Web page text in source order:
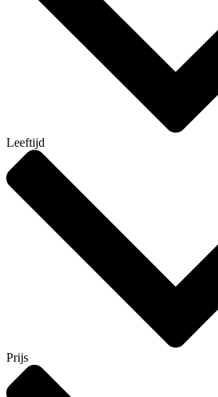
Leeftijd
Prijs